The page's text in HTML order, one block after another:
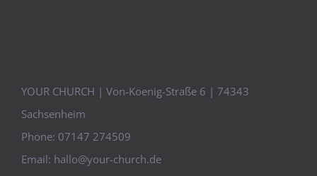
YOUR CHURCH | Von-Koenig-Straße 6 | 74343
Sachsenheim
Phone: 07147 274509
Email: hallo@your-church.de